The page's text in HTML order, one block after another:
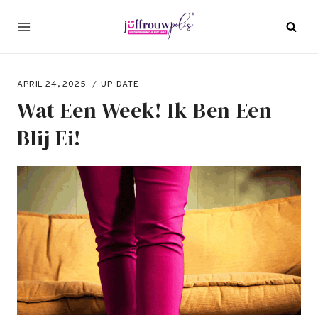
naar
APRIL 24, 2025 UP-DATE
Wat Een Week! Ik Ben Een
Blij Ei!